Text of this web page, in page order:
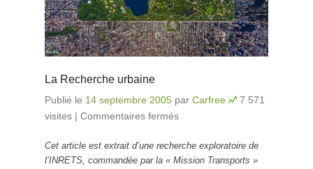
La Recherche urbaine
Publié le 14 septembre 2005 par Carfree
7 571
visites | Commentaires fermés
Cet article est extrait d’une recherche exploratoire de
l’INRETS, commandée par la « Mission Transports »